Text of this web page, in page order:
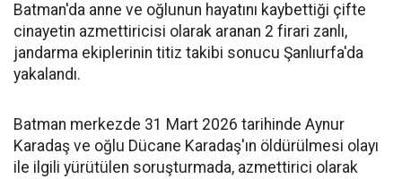
Batman'da anne ve oğlunun hayatını kaybettiği çifte
cinayetin azmettiricisi olarak aranan 2 firari zanlı,
jandarma ekiplerinin titiz takibi sonucu Şanlıurfa'da
yakalandı.
Batman merkezde 31 Mart 2026 tarihinde Aynur
Karadaş ve oğlu Dücane Karadaş'ın öldürülmesi olayı
ile ilgili yürütülen soruşturmada, azmettirici olarak